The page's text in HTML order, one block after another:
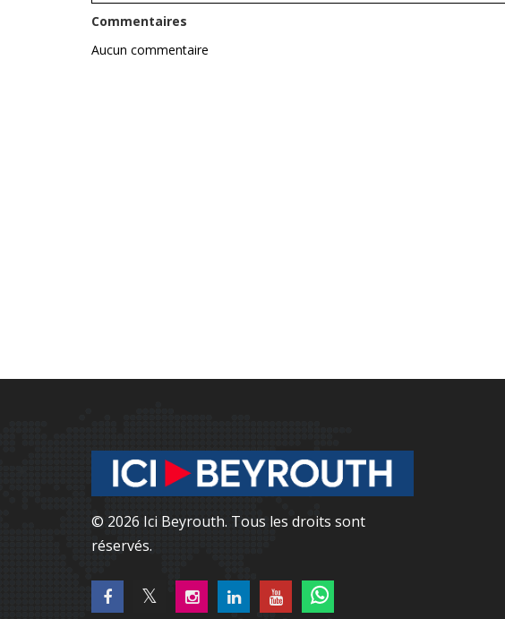
Commentaires
Aucun commentaire
© 2026 Ici Beyrouth. Tous les droits sont
réservés.